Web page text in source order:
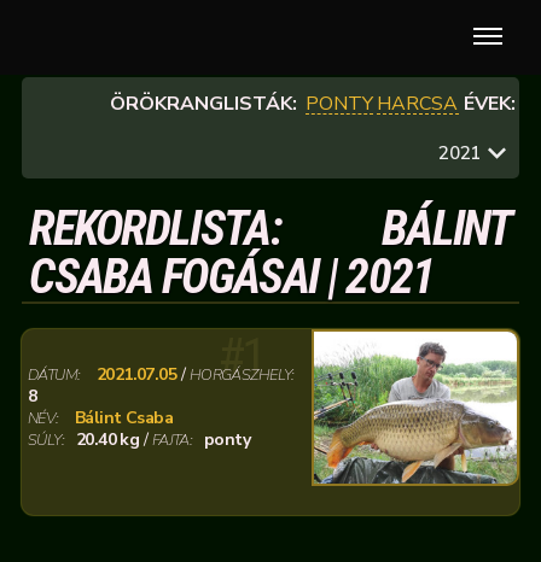
ÖRÖKRANGLISTÁK: PONTYHARCSA ÉVEK:
2021
REKORDLISTA: BÁLINT
CSABA FOGÁSAI | 2021
#1
DÁTUM: 2021.07.05/HORGÁSZHELY:
8
NÉV: Bálint Csaba
SÚLY: 20.40 kg/FAJTA: ponty